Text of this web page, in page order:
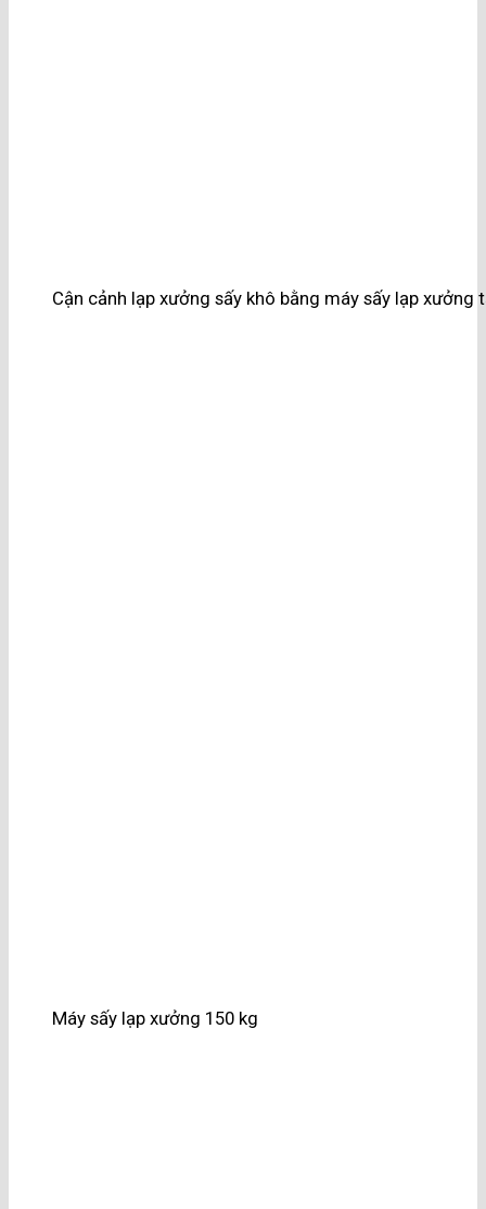
Cận cảnh lạp xưởng sấy khô bằng máy sấy lạp xưởng
Máy sấy lạp xưởng 150 kg